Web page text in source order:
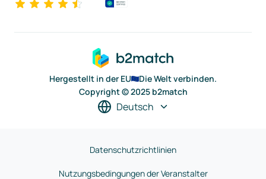
Hergestellt in der EU
Die Welt verbinden.
Copyright © 2025 b2match
Deutsch
Datenschutzrichtlinien
Nutzungsbedingungen der Veranstalter